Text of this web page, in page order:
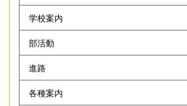
学校案内
部活動
進路
各種案内